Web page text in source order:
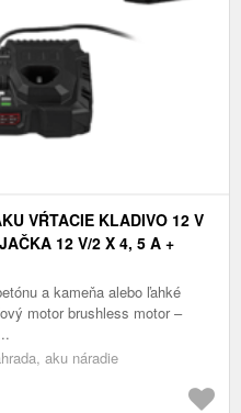
VŔTACIE KLADIVO 12 V
12 V/2 X 4, 5 A +
a kameňa alebo ľahké
motor brushless motor –
aku náradie